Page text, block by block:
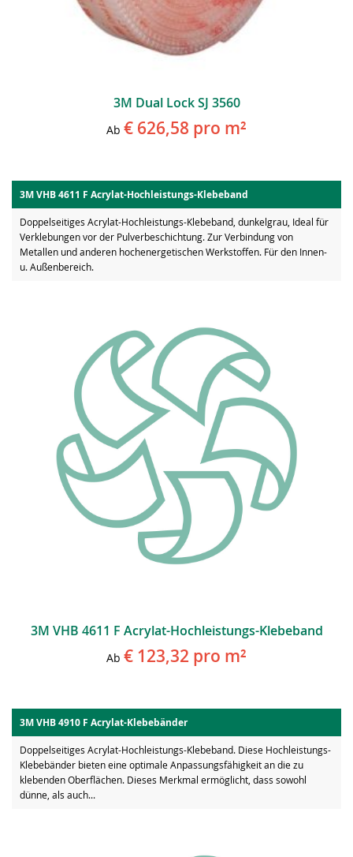
3M Dual Lock SJ 3560
Ab € 626,58 pro m²
3M VHB 4611 F Acrylat-Hochleistungs-Klebeband
Doppelseitiges Acrylat-Hochleistungs-Klebeband, dunkelgrau, Ideal für
Verklebungen vor der Pulverbeschichtung. Zur Verbindung von
Metallen und anderen hochenergetischen Werkstoffen. Für den Innen-
u. Außenbereich.
3M VHB 4611 F Acrylat-Hochleistungs-Klebeband
Ab € 123,32 pro m²
3M VHB 4910 F Acrylat-Klebebänder
Doppelseitiges Acrylat-Hochleistungs-Klebeband. Diese Hochleistungs-
Klebebänder bieten eine optimale Anpassungsfähigkeit an die zu
klebenden Oberflächen. Dieses Merkmal ermöglicht, dass sowohl
dünne, als auch...